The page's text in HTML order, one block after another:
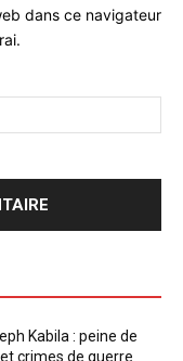
dans ce navigateur
Kabila : peine de
crimes de guerre